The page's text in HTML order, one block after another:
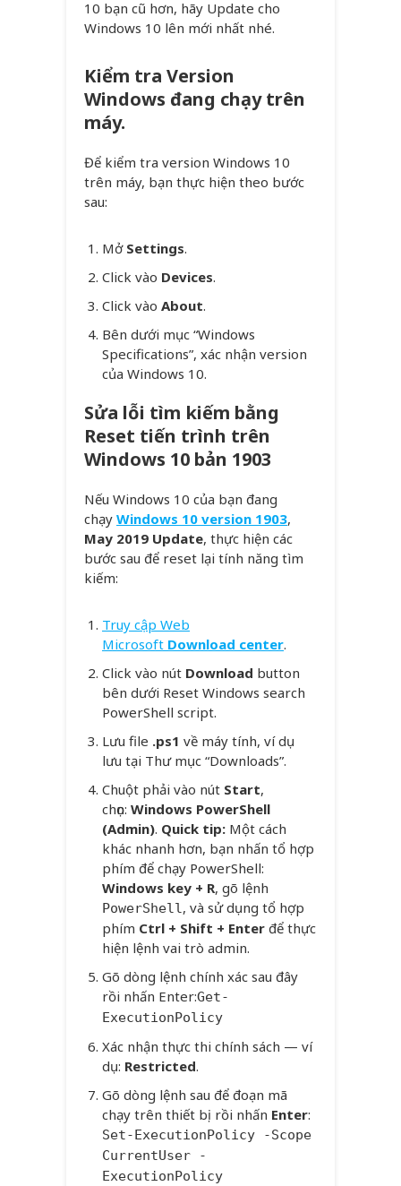
10 bạn cũ hơn, hãy Update cho
Windows 10 lên mới nhất nhé.
Kiểm tra Version
Windows đang chạy trên
máy.
Để kiểm tra version Windows 10
trên máy, bạn thực hiện theo bước
sau:
Mở Settings.
Click vào Devices.
Click vào About.
Bên dưới mục “Windows
Specifications”, xác nhận version
của Windows 10.
Sửa lỗi tìm kiếm bằng
Reset tiến trình trên
Windows 10 bản 1903
Nếu Windows 10 của bạn đang
chạy Windows 10 version 1903,
May 2019 Update, thực hiện các
bước sau để reset lại tính năng tìm
kiếm:
Truy cập Web
Microsoft Download center.
Click vào nút Download button
bên dưới Reset Windows search
PowerShell script.
Lưu file .ps1 về máy tính, ví dụ
lưu tại Thư mục “Downloads”.
Chuột phải vào nút Start,
chọn: Windows PowerShell
(Admin). Quick tip: Một cách
khác nhanh hơn, bạn nhấn tổ hợp
phím để chạy PowerShell:
Windows key + R, gõ lệnh
PowerShell, và sử dụng tổ hợp
phím Ctrl + Shift + Enter để thực
hiện lệnh vai trò admin.
Gõ dòng lệnh chính xác sau đây
rồi nhấn Enter:Get-
ExecutionPolicy
Xác nhận thực thi chính sách — ví
dụ: Restricted.
Gõ dòng lệnh sau để đoạn mã
chạy trên thiết bị rồi nhấn Enter:
Set-ExecutionPolicy -Scope
CurrentUser -
ExecutionPolicy